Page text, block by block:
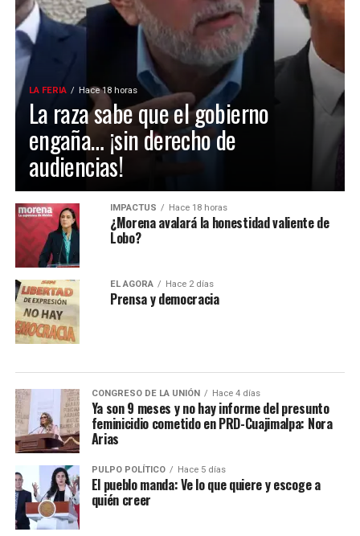
LA FERIA Hace 18 horas
La raza sabe que el gobierno
engaña… ¡sin derecho de
audiencias!
IMPACTUS Hace 18 horas
¿Morena avalará la honestidad valiente de
Lobo?
EL ÁGORA Hace 2 días
Prensa y democracia
CONGRESO DE LA UNIÓN Hace 4 días
Ya son 9 meses y no hay informe del presunto
feminicidio cometido en PRD-Cuajimalpa: Nora
Arias
PULPO POLÍTICO Hace 5 días
El pueblo manda: Ve lo que quiere y escoge a
quién creer